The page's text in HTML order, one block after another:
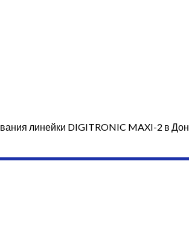
линейки DIGITRONIC MAXI-2 в